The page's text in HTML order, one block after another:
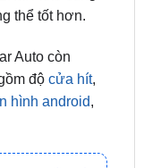
Auto còn
hình android
KIỆN Ô
HƠI ZKAR